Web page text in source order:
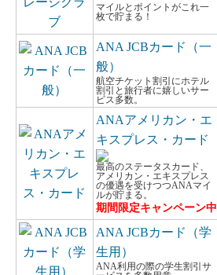
マイルとポイントがこれ一
枚で貯まる！
ANA JCBカード（一
般）
航空チケット割引にホテル
割引と旅行者に嬉しいサー
ビス多数。
ANAアメリカン・エ
キスプレス・カード
最高のステータスカード、
アメリカン・エキスプレス
の優遇を受けつつANAマイ
ルが貯まる。
期間限定キャンペーン中
ANA JCBカード（学
生用）
ANA利用の際の学生割引サ